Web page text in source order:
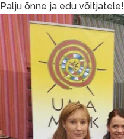
Palju õnne ja edu võitjatele!